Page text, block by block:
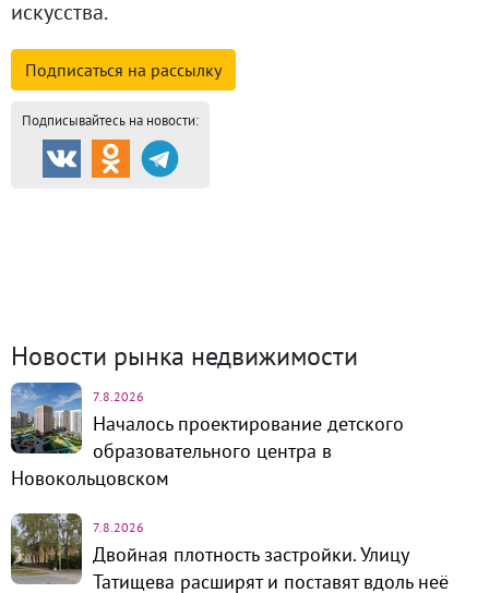
искусства.
Подписаться на рассылку
Подписывайтесь на новости:
Новости рынка недвижимости
7.8.2026
Началось проектирование детского
образовательного центра в
Новокольцовском
7.8.2026
Двойная плотность застройки. Улицу
Татищева расширят и поставят вдоль неё